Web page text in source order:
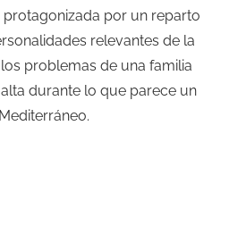
protagonizada por un reparto
relevantes de la
problemas de una familia
durante lo que parece un